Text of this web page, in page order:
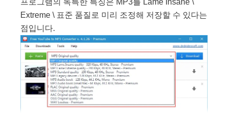
프로그램의 독특한 특징은 MP3를 Lame Insane \
Extreme \ 표준 품질로 미리 조정해 저장할 수 있다는
점입니다.